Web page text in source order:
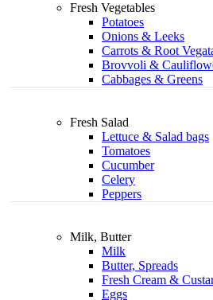
Fresh Vegetables
Potatoes
Onions & Leeks
Carrots & Root
Brovvoli &
Cabbages & Greens
Fresh Salad
Lettuce & Salad bags
Tomatoes
Cucumber
Celery
Peppers
Milk, Butter
Milk
Butter, Spreads
Fresh Cream &
Eggs